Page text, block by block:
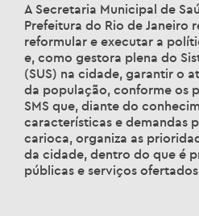
A Secretaria Municipal de
Prefeitura do Rio de Janeiro
reformular e executar a
e, como gestora plena do
(SUS) na cidade, garantir o
da população, conforme os
SMS que, diante do
características e demandas
carioca, organiza as
da cidade, dentro do que é
públicas e serviços ofertados